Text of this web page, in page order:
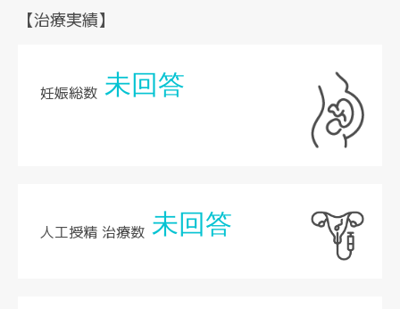
【治療実績】
妊娠総数 未回答
人工授精 治療数 未回答